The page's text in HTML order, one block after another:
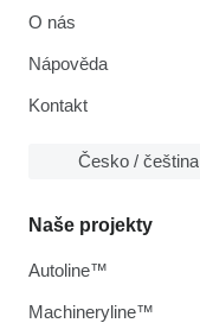
O nás
Nápověda
Kontakt
Česko / čeština
Naše projekty
Autoline™
Machineryline™